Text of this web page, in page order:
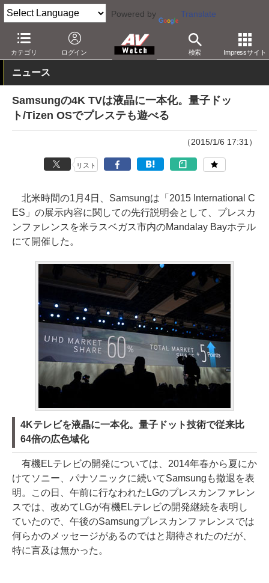
Powered by Translate
カテゴリ ログイン 検索 Impressサイト
AV Watch 製品 テレビ
ニュース
Samsungの4K TVは液晶に一本化。量子ドッ
ト/Tizen OSでプレステも遊べる
（2015/1/6 17:31）
リスト
北米時間の1月4日、Samsungは「2015 International C
ES」の展示内容に関しての先行説明会として、プレスカ
ンファレンスを米ラスベガス市内のMandalay Bayホテル
にて開催した。
4Kテレビを液晶に一本化。量子ドット技術で従来比
64倍の広色域化
有機ELテレビの開発については、2014年春から夏にか
けてソニー、パナソニックに続いてSamsungも撤退を表
明。この日、午前に行なわれたLGのプレスカンファレン
スでは、改めてLGが有機ELテレビの開発継続を表明し
ていたので、午後のSamsungプレスカンファレンスでは
何らかのメッセージがあるのではと期待されたのだが、
特に言及は無かった。